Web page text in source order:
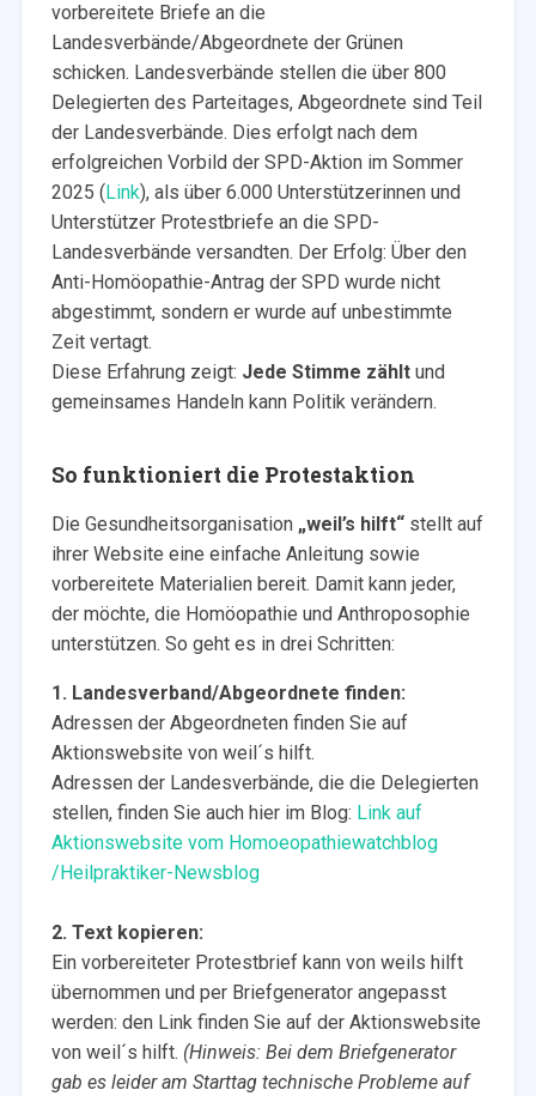
vorbereitete Briefe an die
Landesverbände/Abgeordnete der Grünen
schicken. Landesverbände stellen die über 800
Delegierten des Parteitages, Abgeordnete sind Teil
der Landesverbände. Dies erfolgt nach dem
erfolgreichen Vorbild der SPD-Aktion im Sommer
2025 (Link), als über 6.000 Unterstützerinnen und
Unterstützer Protestbriefe an die SPD-
Landesverbände versandten. Der Erfolg: Über den
Anti-Homöopathie-Antrag der SPD wurde nicht
abgestimmt, sondern er wurde auf unbestimmte
Zeit vertagt.
Diese Erfahrung zeigt: Jede Stimme zähltund
gemeinsames Handeln kann Politik verändern.
So funktioniert die Protestaktion
Die Gesundheitsorganisation „weil’s hilft“stellt auf
ihrer Website eine einfache Anleitung sowie
vorbereitete Materialien bereit. Damit kann jeder,
der möchte, die Homöopathie und Anthroposophie
unterstützen. So geht es in drei Schritten:
1. Landesverband/Abgeordnete finden:
Adressen der Abgeordneten finden Sie auf
Aktionswebsite von weil´s hilft.
Adressen der Landesverbände, die die Delegierten
stellen, finden Sie auch hier im Blog: Link auf
Aktionswebsite vom Homoeopathiewatchblog
/Heilpraktiker-Newsblog
2. Text kopieren:
Ein vorbereiteter Protestbrief kann von weils hilft
übernommen und per Briefgenerator angepasst
werden: den Link finden Sie auf der Aktionswebsite
von weil´s hilft. (Hinweis: Bei dem Briefgenerator
gab es leider am Starttag technische Probleme auf